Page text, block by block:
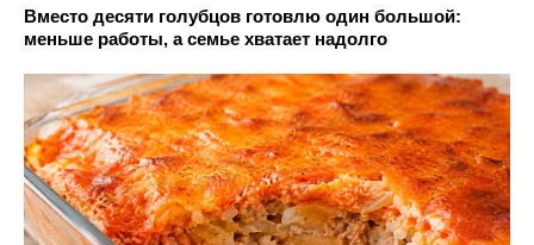
Вместо десяти голубцов готовлю один большой:
меньше работы, а семье хватает надолго